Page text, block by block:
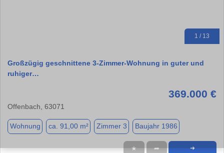
1 / 13
Großzügig geschnittene 3-Zimmer-Wohnung in guter und
ruhiger…
369.000 €
Offenbach, 63071
Wohnung ca. 91,00 m² Zimmer 3 Baujahr 1986
★ ➦ ➜